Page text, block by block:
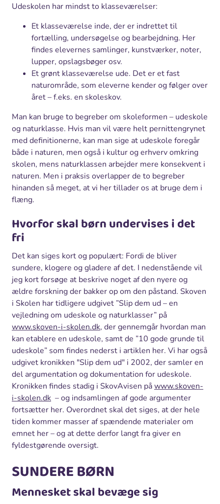
Udeskolen har mindst to klasseværelser:
Et klasseværelse inde, der er indrettet til
fortælling, undersøgelse og bearbejdning. Her
findes elevernes samlinger, kunstværker, noter,
lupper, opslagsbøger osv.
Et grønt klasseværelse ude. Det er et fast
naturområde, som eleverne kender og følger over
året – f.eks. en skoleskov.
Man kan bruge to begreber om skoleformen – udeskole
og naturklasse. Hvis man vil være helt pernittengrynet
med definitionerne, kan man sige at udeskole foregår
både i naturen, men også i kultur og erhverv omkring
skolen, mens naturklassen arbejder mere konsekvent i
naturen. Men i praksis overlapper de to begreber
hinanden så meget, at vi her tillader os at bruge dem i
flæng.
Hvorfor skal børn undervises i det
fri
Det kan siges kort og populært: Fordi de bliver
sundere, klogere og gladere af det. I nedenstående vil
jeg kort forsøge at beskrive noget af den nyere og
ældre forskning der bakker op om den påstand. Skoven
i Skolen har tidligere udgivet ”Slip dem ud – en
vejledning om udeskole og naturklasser” på
www.skoven-i-skolen.dk, der gennemgår hvordan man
kan etablere en udeskole, samt de ”10 gode grunde til
udeskole” som findes nederst i artiklen her. Vi har også
udgivet kronikken "Slip dem ud" i 2002, der samler en
del argumentation og dokumentation for udeskole.
Kronikken findes stadig i SkovAvisen påwww.skoven-
i-skolen.dk – og indsamlingen af gode argumenter
fortsætter her. Overordnet skal det siges, at der hele
tiden kommer masser af spændende materialer om
emnet her – og at dette derfor langt fra giver en
fyldestgørende oversigt.
SUNDERE BØRN
Mennesket skal bevæge sig